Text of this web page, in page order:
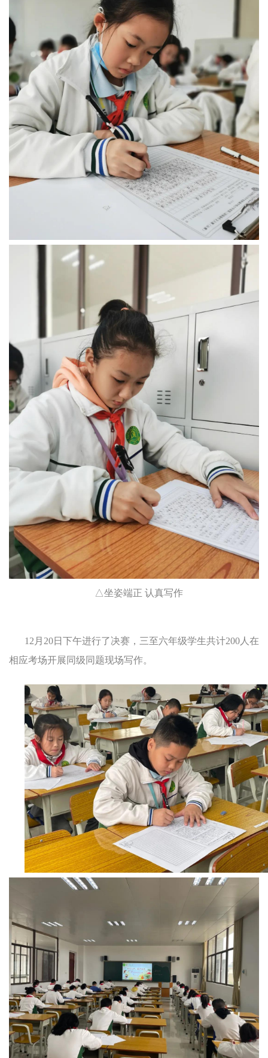
△坐姿端正 认真写作
12月20日下午进行了决赛，三至六年级学生共计200人在
相应考场开展同级同题现场写作。